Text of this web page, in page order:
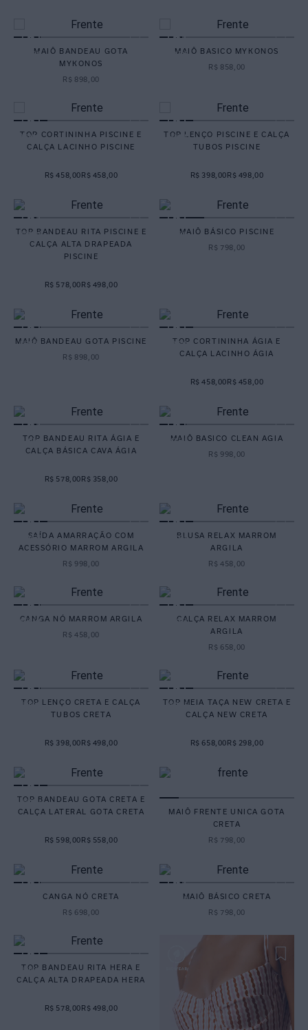
MAIÔ BANDEAU GOTA
MYKONOS
R$ 898 00
MAIÔ BASICO MYKONOS
R$ 858 00
TOP CORTININHA PISCINE E
CALÇA LACINHO PISCINE
R$ 458,00R$ 458,00
TOP LENÇO PISCINE E CALÇA
TUBOS PISCINE
R$ 398,00R$ 498,00
TOP BANDEAU RITA PISCINE E
CALÇA ALTA DRAPEADA
PISCINE
R$ 578,00R$ 498,00
MAIÔ BÁSICO PISCINE
R$ 798 00
MAIÔ BANDEAU GOTA PISCINE
R$ 898 00
TOP CORTININHA ÁGIA E
CALÇA LACINHO ÁGIA
R$ 458,00R$ 458,00
TOP BANDEAU RITA ÁGIA E
CALÇA BÁSICA CAVA ÁGIA
R$ 578,00R$ 358,00
MAIÔ BASICO CLEAN AGIA
R$ 998 00
SAÍDA AMARRAÇÃO COM
ACESSÓRIO MARROM ARGILA
R$ 998 00
BLUSA RELAX MARROM
ARGILA
R$ 458 00
CANGA NÓ MARROM ARGILA
R$ 458 00
CALÇA RELAX MARROM
ARGILA
R$ 658 00
TOP LENÇO CRETA E CALÇA
TUBOS CRETA
R$ 398,00R$ 498,00
TOP MEIA TAÇA NEW CRETA E
CALÇA NEW CRETA
R$ 658,00R$ 298,00
TOP BANDEAU GOTA CRETA E
CALÇA LATERAL GOTA CRETA
R$ 598,00R$ 558,00
MAIÔ FRENTE UNICA GOTA
CRETA
R$ 798 00
CANGA NÓ CRETA
R$ 698 00
MAIÔ BÁSICO CRETA
R$ 798 00
TOP BANDEAU RITA HERA E
CALÇA ALTA DRAPEADA HERA
R$ 578,00R$ 498,00